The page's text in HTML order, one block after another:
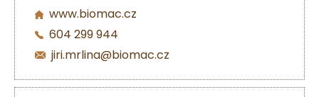
www.biomac.cz
604 299 944
jiri.mrlina@biomac.cz